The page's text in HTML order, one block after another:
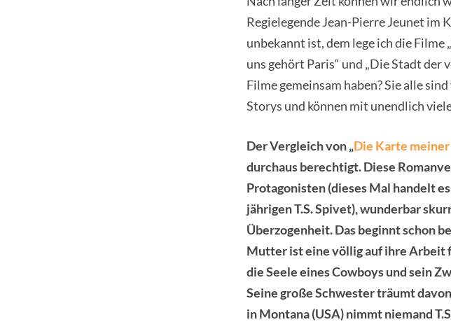
Regielegende Jean-Pierre Jeunet im
unbekannt ist, dem lege ich die Filme
uns gehört Paris“ und „Die Stadt der
Filme gemeinsam haben? Sie alle
Storys und können mit unendlich
Der Vergleich von „Die Karte meiner
durchaus berechtigt. Diese
Protagonisten (dieses Mal handelt
jährigen T.S. Spivet), wunderbar
Überzogenheit. Das beginnt schon
Mutter ist eine völlig auf ihre
die Seele eines Cowboys und sein
Seine große Schwester träumt
in Montana (USA) nimmt niemand